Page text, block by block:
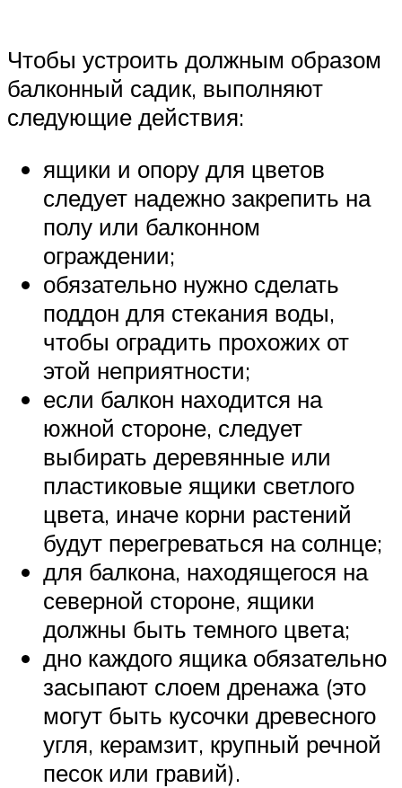
Чтобы устроить должным образом
балконный садик, выполняют
следующие действия:
ящики и опору для цветов
следует надежно закрепить на
полу или балконном
ограждении;
обязательно нужно сделать
поддон для стекания воды,
чтобы оградить прохожих от
этой неприятности;
если балкон находится на
южной стороне, следует
выбирать деревянные или
пластиковые ящики светлого
цвета, иначе корни растений
будут перегреваться на солнце;
для балкона, находящегося на
северной стороне, ящики
должны быть темного цвета;
дно каждого ящика обязательно
засыпают слоем дренажа (это
могут быть кусочки древесного
угля, керамзит, крупный речной
песок или гравий).